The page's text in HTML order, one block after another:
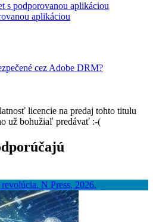
s podporovanou aplikáciou
aplikáciou
cez Adobe DRM?
licencie na predaj tohto titulu
už bohužiaľ predávať :-(